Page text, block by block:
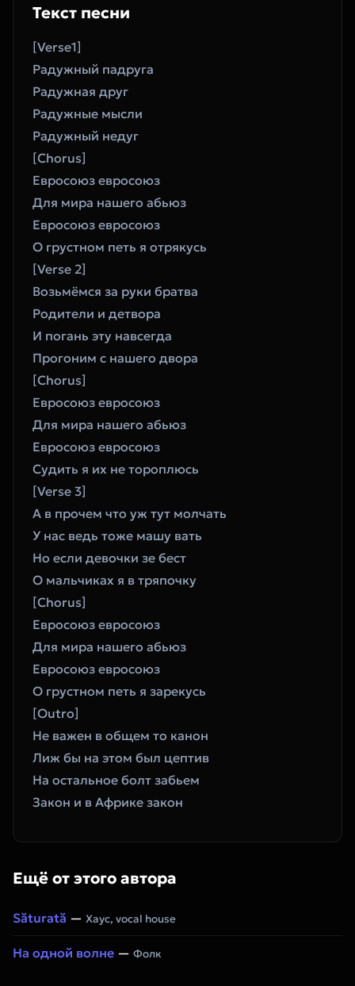
Текст песни
[Verse1]
Радужный падруга
Радужная друг
Радужные мысли
Радужный недуг
[Chorus]
Евросоюз евросоюз
Для мира нашего абьюз
Евросоюз евросоюз
О грустном петь я отрякусь
[Verse 2]
Возьмёмся за руки братва
Родители и детвора
И погань эту навсегда
Прогоним с нашего двора
[Chorus]
Евросоюз евросоюз
Для мира нашего абьюз
Евросоюз евросоюз
Судить я их не тороплюсь
[Verse 3]
А в прочем что уж тут молчать
У нас ведь тоже машу вать
Но если девочки зе бест
О мальчиках я в тряпочку
[Chorus]
Евросоюз евросоюз
Для мира нашего абьюз
Евросоюз евросоюз
О грустном петь я зарекусь
[Outro]
Не важен в общем то канон
Лиж бы на этом был цептив
На остальное болт забьем
Закон и в Африке закон
Ещё от этого автора
Săturată — Хаус, vocal house
На одной волне — Фолк